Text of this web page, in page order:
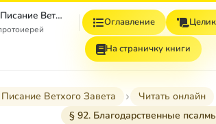
Введение в Священное Писание Ветхого Завета Оглавление
На страничку книги
Ветхого Завета Читать онлайн
§ 92. Благодарственные